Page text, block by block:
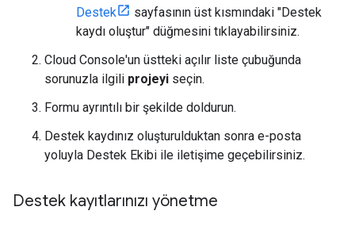
Destek
sayfasının üst kısmındaki "Destek
kaydı oluştur" düğmesini tıklayabilirsiniz.
Cloud Console'un üstteki açılır liste çubuğunda
sorunuzla ilgili projeyi seçin.
Formu ayrıntılı bir şekilde doldurun.
Destek kaydınız oluşturulduktan sonra e-posta
yoluyla Destek Ekibi ile iletişime geçebilirsiniz.
Destek kayıtlarınızı yönetme